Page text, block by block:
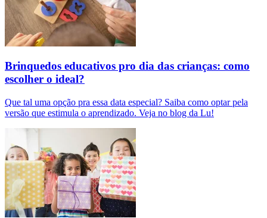
Brinquedos educativos pro dia das crianças: como
escolher o ideal?
Que tal uma opção pra essa data especial? Saiba como optar pela
versão que estimula o aprendizado. Veja no blog da Lu!